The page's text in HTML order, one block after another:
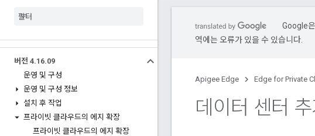
버전 4.16.09
운영 및 구성
운영 및 구성 정보
설치 후 작업
프라이빗 클라우드의 에지 확장
프라이빗 클라우드의 에지 확장
Google
역에는 오류가 있을 수 있습니다.
Apigee Edge Edge for Private
데이터 센터